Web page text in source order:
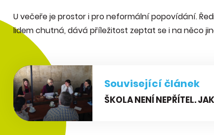
U večeře je prostor i pro neformální popovídání.
lidem chutná, dává příležitost zeptat se i na něco
Související článek
ŠKOLA NENÍ NEPŘÍTEL.